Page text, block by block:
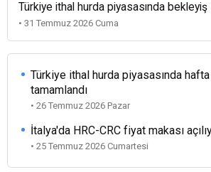
Türkiye ithal hurda piyasasında
• 31 Temmuz 2026 Cuma
Türkiye ithal hurda piyasasında
tamamlandı
• 26 Temmuz 2026 Pazar
İtalya'da HRC-CRC fiyat makası
• 25 Temmuz 2026 Cumartesi